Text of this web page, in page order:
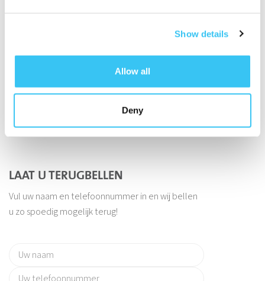
Show details
Allow all
Deny
persoonlijke ondersteuning
LAAT U TERUGBELLEN
Vul uw naam en telefoonnummer in en wij bellen
u zo spoedig mogelijk terug!